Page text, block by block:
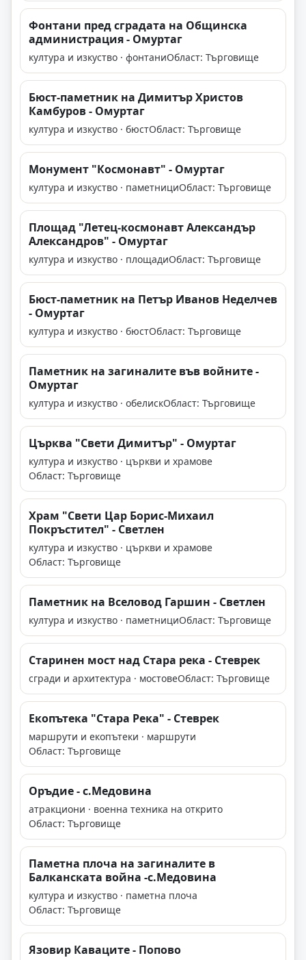
Фонтани пред сградата на Общинска
администрация - Омуртаг
култура и изкуство · фонтаниОбласт: Търговище
Бюст-паметник на Димитър Христов
Камбуров - Омуртаг
култура и изкуство · бюстОбласт: Търговище
Монумент "Космонавт" - Омуртаг
култура и изкуство · паметнициОбласт: Търговище
Площад "Летец-космонавт Александър
Александров" - Омуртаг
култура и изкуство · площадиОбласт: Търговище
Бюст-паметник на Петър Иванов Неделчев
- Омуртаг
култура и изкуство · бюстОбласт: Търговище
Паметник на загиналите във войните -
Омуртаг
култура и изкуство · обелискОбласт: Търговище
Църква "Свети Димитър" - Омуртаг
култура и изкуство · църкви и храмове
Област: Търговище
Храм "Свети Цар Борис-Михаил
Покръстител" - Светлен
култура и изкуство · църкви и храмове
Област: Търговище
Паметник на Вселовод Гаршин - Светлен
култура и изкуство · паметнициОбласт: Търговище
Старинен мост над Стара река - Стеврек
сгради и архитектура · мостовеОбласт: Търговище
Екопътека "Стара Река" - Стеврек
маршрути и екопътеки · маршрути
Област: Търговище
Оръдие - с.Медовина
атракциони · военна техника на открито
Област: Търговище
Паметна плоча на загиналите в
Балканската война -с.Медовина
култура и изкуство · паметна плоча
Област: Търговище
Язовир Каваците - Попово